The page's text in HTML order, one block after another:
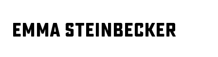
Emma Steinbecker